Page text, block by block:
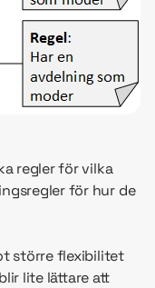
regler för vilka
för hur de
större flexibilitet
lite lättare att